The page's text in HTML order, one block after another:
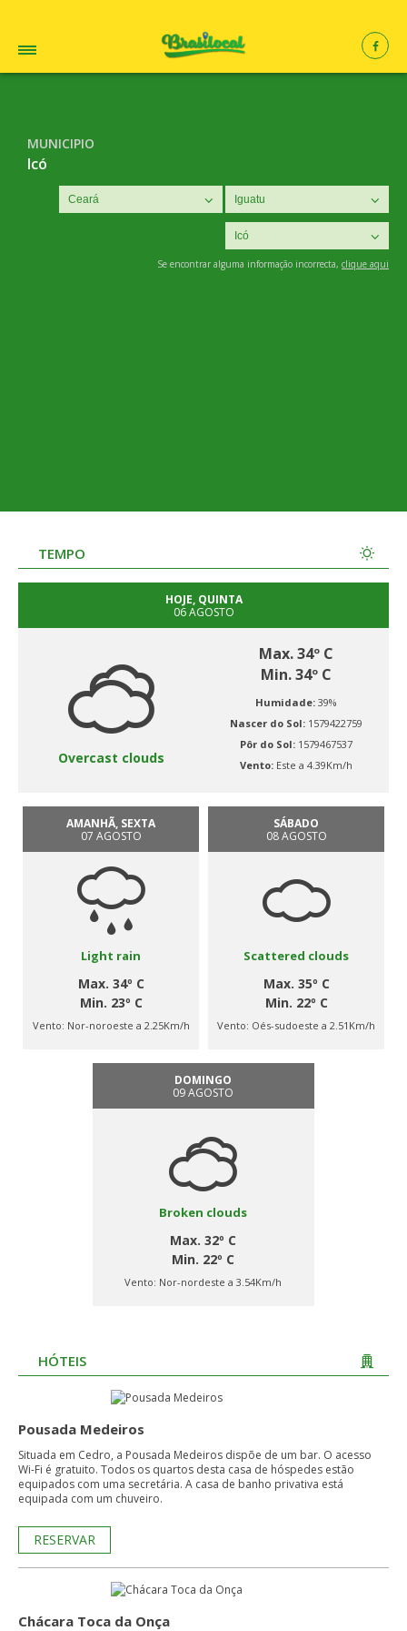
MUNICIPIO
Icó
Se encontrar alguma informação incorrecta, clique aqui
TEMPO
HOJE, QUINTA
06 AGOSTO
Overcast clouds
Max. 34º C
Min. 34º C
Humidade: 39%
Nascer do Sol: 1579422759
Pôr do Sol: 1579467537
Vento: Este a 4.39Km/h
AMANHÃ, SEXTA
07 AGOSTO
Light rain
Max. 34º C
Min. 23º C
Vento: Nor-noroeste a 2.25Km/h
SÁBADO
08 AGOSTO
Scattered clouds
Max. 35º C
Min. 22º C
Vento: Oés-sudoeste a 2.51Km/h
DOMINGO
09 AGOSTO
Broken clouds
Max. 32º C
Min. 22º C
Vento: Nor-nordeste a 3.54Km/h
HÓTEIS
Pousada Medeiros
Situada em Cedro, a Pousada Medeiros dispõe de um bar. O acesso
Wi-Fi é gratuito. Todos os quartos desta casa de hóspedes estão
equipados com uma secretária. A casa de banho privativa está
equipada com um chuveiro.
RESERVAR
Chácara Toca da Onça